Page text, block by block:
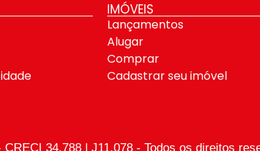
IMÓVEIS
Lançamentos
Alugar
Comprar
Cadastrar seu imóvel
34.788 | J11.078 - Todos os direitos